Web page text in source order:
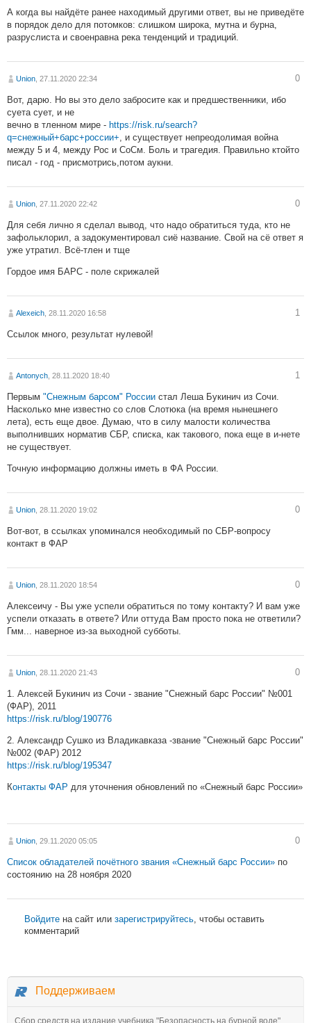
А когда вы найдёте ранее находимый другими ответ, вы не приведёте
в порядок дело для потомков: слишком широка, мутна и бурна,
разруслиста и своенравна река тенденций и традиций.
Union , 27.11.2020 22:34 0
Вот, дарю. Но вы это дело забросите как и предшественники, ибо
суета сует, и не
вечно в тленном мире - https://risk.ru/search?
q=снежный+барс+россии+, и существует непреодолимая война
между 5 и 4, между Рос и СоСм. Боль и трагедия. Правильно ктойто
писал - год - присмотрись,потом аукни.
Union , 27.11.2020 22:42 0
Для себя лично я сделал вывод, что надо обратиться туда, кто не
зафольклорил, а задокументировал сиё название. Свой на сё ответ я
уже утратил. Всё-тлен и тще
Гордое имя БАРС - поле скрижалей
Alexeich , 28.11.2020 16:58 1
Ссылок много, результат нулевой!
Antonych , 28.11.2020 18:40 1
Первым "Снежным барсом" России стал Леша Букинич из Сочи.
Насколько мне известно со слов Слотюка (на время нынешнего
лета), есть еще двое. Думаю, что в силу малости количества
выполнивших норматив СБР, списка, как такового, пока еще в и-нете
не существует.
Точную информацию должны иметь в ФА России.
Union , 28.11.2020 19:02 0
Вот-вот, в ссылках упоминался необходимый по СБР-вопросу
контакт в ФАР
Union , 28.11.2020 18:54 0
Алексеичу - Вы уже успели обратиться по тому контакту? И вам уже
успели отказать в ответе? Или оттуда Вам просто пока не ответили?
Гмм... наверное из-за выходной субботы.
Union , 28.11.2020 21:43 0
1. Алексей Букинич из Сочи - звание "Снежный барс России" №001
(ФАР), 2011
https://risk.ru/blog/190776
2. Александр Сушко из Владикавказа -звание "Снежный барс России"
№002 (ФАР) 2012
https://risk.ru/blog/195347
Контакты ФАР для уточнения обновлений по «Снежный барс России»
Union , 29.11.2020 05:05 0
Список обладателей почётного звания «Снежный барс России» по
состоянию на 28 ноября 2020
Войдите на сайт или зарегистрируйтесь, чтобы оставить
комментарий
Поддерживаем
Сбор средств на издание учебника "Безопасность на бурной воде"